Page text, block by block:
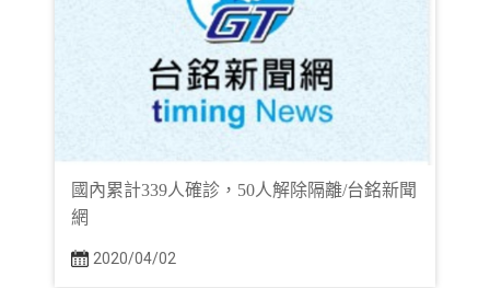
國內累計339人確診，50人解除隔離/台銘新聞
網
2020/04/02